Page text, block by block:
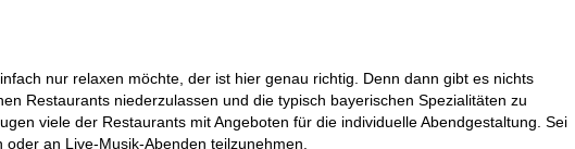
nur relaxen möchte, der ist hier genau richtig. Denn dann gibt es nichts
Restaurants niederzulassen und die typisch bayerischen Spezialitäten zu
viele der Restaurants mit Angeboten für die individuelle Abendgestaltung. Sei
an Live-Musik-Abenden teilzunehmen.